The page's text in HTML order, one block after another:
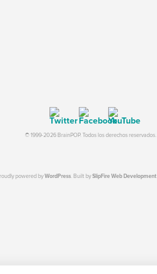
© 1999-2026 BrainPOP. Todos los derechos reservados.
powered byWordPress. Built bySlipFire Web Development